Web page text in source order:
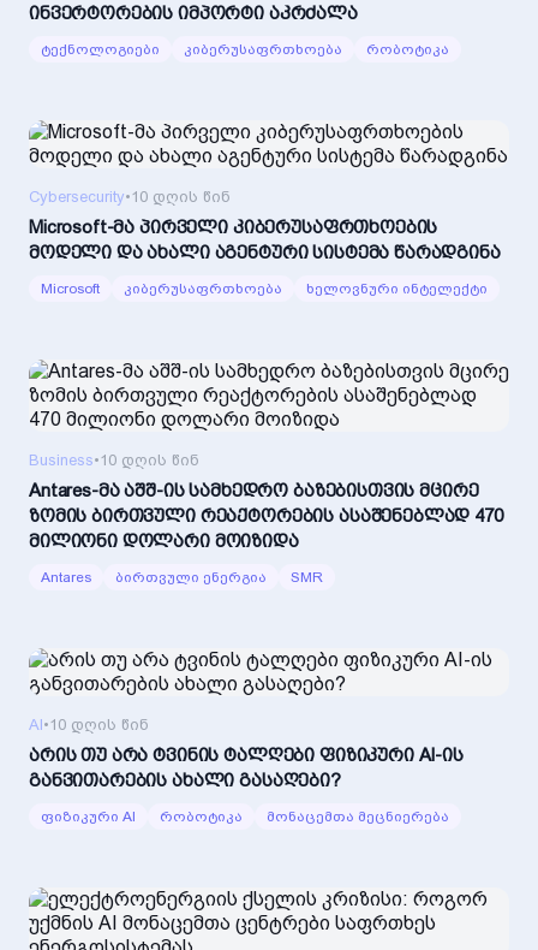
ინვერტორების იმპორტი აკრძალა
ტექნოლოგიები კიბერუსაფრთხოება რობოტიკა
Cybersecurity•10 დღის წინ
Microsoft-მა პირველი კიბერუსაფრთხოების
მოდელი და ახალი აგენტური სისტემა წარადგინა
Microsoft კიბერუსაფრთხოება ხელოვნური ინტელექტი
Business•10 დღის წინ
Antares-მა აშშ-ის სამხედრო ბაზებისთვის მცირე
ზომის ბირთვული რეაქტორების ასაშენებლად 470
მილიონი დოლარი მოიზიდა
Antares ბირთვული ენერგია SMR
AI•10 დღის წინ
არის თუ არა ტვინის ტალღები ფიზიკური AI-ის
განვითარების ახალი გასაღები?
ფიზიკური AI რობოტიკა მონაცემთა მეცნიერება